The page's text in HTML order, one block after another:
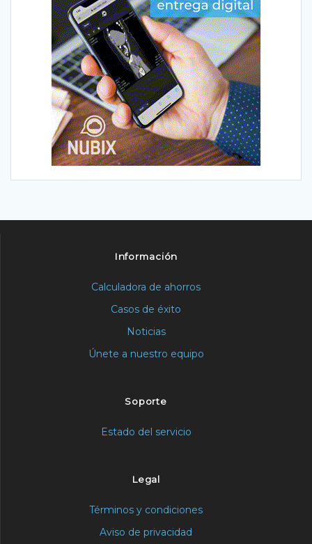
Información
Calculadora de ahorros
Casos de éxito
Noticias
Únete a nuestro equipo
Soporte
Estado del servicio
Legal
Términos y condiciones
Aviso de privacidad